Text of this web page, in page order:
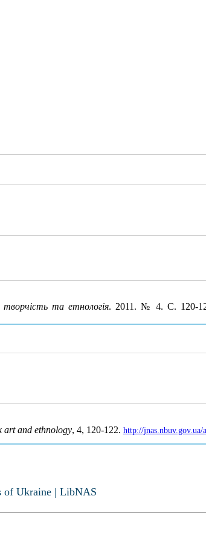
та етнологія. 2011. № 4. С. 120-
art and ethnology, 4, 120-122. http://
of Ukraine | LibNAS